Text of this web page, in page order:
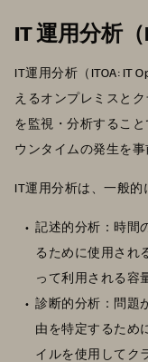
IT 運用分析
IT運用分析（ITOA: IT
えるオンプレミスと
を監視・分析するこ
ウンタイムの発生を事
IT運用分析は、一般的
記述的分析：時間
るために使用され
って利用される容
診断的分析：問題
由を特定するため
イルを使用してク